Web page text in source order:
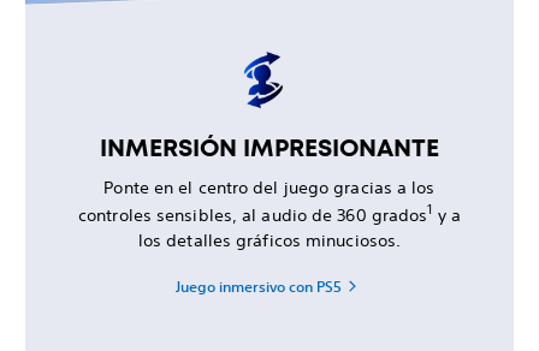
INMERSIÓN IMPRESIONANTE
Ponte en el centro del juego gracias a los
controles sensibles, al audio de 360 grados1 y a
los detalles gráficos minuciosos.
Juego inmersivo con PS5